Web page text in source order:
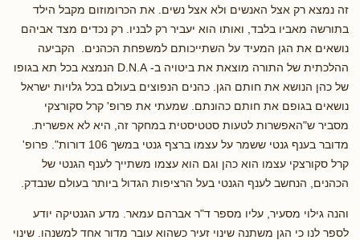
זה נמצא רק אצל האנשים ולא אצל נשים. את הכרומוזום מקבל הילד
בתורשה מאביו בלבד, ואותו הוא יעביר רק לבניו. רק נכדים מצד אביהם
נושאים את הגן המעיד על השתייכותם למשפחת הכהנים. הקביעה
ההלכתית של התורה מוצאת את ביטויה ב- D.N.A הנמצא בכל תא בגופו
של כהן הנושא את חותם הגן. כהנים הנפוצים בעולם בכל גלויות ישראל
נושאים בגופם את חותם כהונתם. שמעתי את פרופ' קרל סקורצקי
מסביר ש"האפשרות לטעות סטטיסטית במחקר זה, היא לא אפשרית.
מדובר בענף גנטי ששמר על עצמו ברצף גנטי במשך 106 דורות". פרופ'
קרל סקורצקי עצמו הוא כהן וגם הוא עצמו משתייך לענף הגנטי של
הכהנים, הנחשב לענף הגנטי בעל הרציפות הגדול ביותר בעולם שנבדק.
והנה גילוי מסעיר, עליו מספר ד"ר אברהם עמאר. מדע הגנטיקה יודע
לספר לנו כי הגן משתנה שינוי זעיר כשהוא עובר מדור אחד למשנהו. שינוי